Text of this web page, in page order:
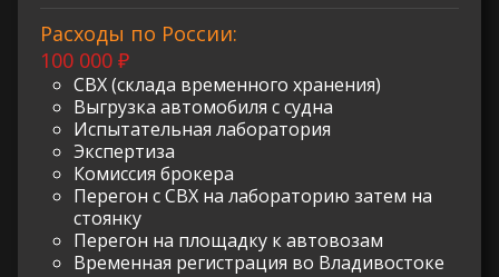
Расходы по России:
100 000 ₽
СВХ (склада временного хранения)
Выгрузка автомобиля с судна
Испытательная лаборатория
Экспертиза
Комиссия брокера
Перегон с СВХ на лабораторию затем на
стоянку
Перегон на площадку к автовозам
Временная регистрация во Владивостоке